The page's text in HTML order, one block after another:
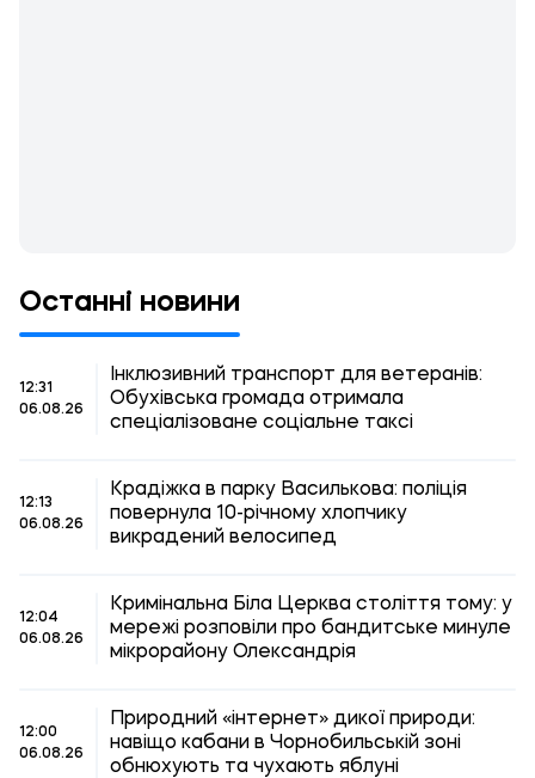
Останні новини
12:31
06.08.26
Інклюзивний транспорт для ветеранів:
Обухівська громада отримала
спеціалізоване соціальне таксі
12:13
06.08.26
Крадіжка в парку Василькова: поліція
повернула 10-річному хлопчику
викрадений велосипед
12:04
06.08.26
Кримінальна Біла Церква століття тому: у
мережі розповіли про бандитське минуле
мікрорайону Олександрія
12:00
06.08.26
Природний «інтернет» дикої природи:
навіщо кабани в Чорнобильській зоні
обнюхують та чухають яблуні